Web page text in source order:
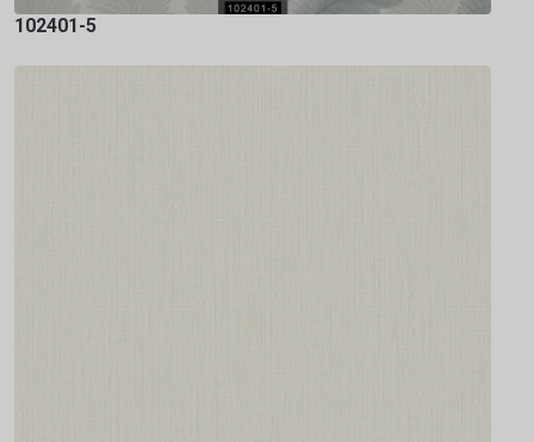
102401-5